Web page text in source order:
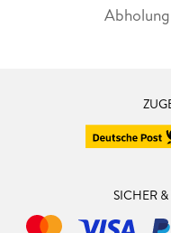
SICHER